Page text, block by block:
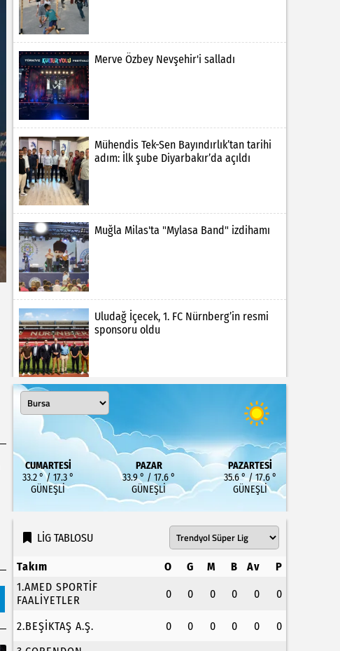
Merve Özbey Nevşehir'i salladı
Mühendis Tek-Sen Bayındırlık’tan tarihi
adım: İlk şube Diyarbakır’da açıldı
Muğla Milas'ta "Mylasa Band" izdihamı
Uludağ İçecek, 1. FC Nürnberg’in resmi
sponsoru oldu
CUMARTESI
33.2 ° / 17.3 °
GÜNEŞLI
PAZAR
33.9 ° / 17.6 °
GÜNEŞLI
PAZARTESI
35.6 ° / 17.6 °
GÜNEŞLI
LİG TABLOSU
Takım O G M B Av
P
1.AMED SPORTİF
FAALİYETLER
0 0 0 0 0 0
2.BEŞİKTAŞ A.Ş. 0 0 0 0 0
0